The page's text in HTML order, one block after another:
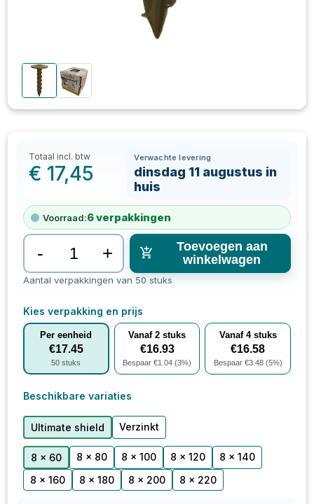
Totaal incl. btw
€ 17,45
Verwachte levering
dinsdag 11 augustus in
huis
Voorraad:6verpakkingen
- +
Toevoegen aan
winkelwagen
Aantal verpakkingen van 50 stuks
Kies verpakking en prijs
Per eenheid
€17.45
50 stuks
Vanaf 2 stuks
€16.93
Bespaar €1.04 (3%)
Vanaf 4stuks
€16.58
Bespaar €3.48(5%)
Beschikbare variaties
Ultimate shield Verzinkt
8 x 60 8 x 80 8 x 100 8 x 120
8 x 140
8 x 160
8 x 180 8 x 200 8 x 220